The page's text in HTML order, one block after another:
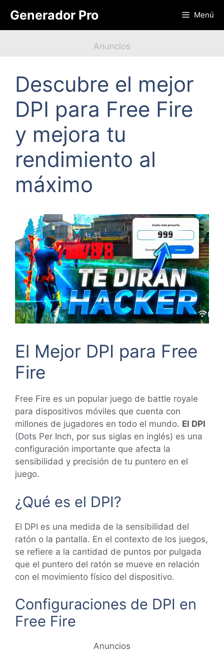
contenido
Generador Pro Menú
Anuncios
Descubre el mejor
DPI para Free Fire
y mejora tu
rendimiento al
máximo
El Mejor DPI para Free
Fire
Free Fire es un popular juego de battle royale
para dispositivos móviles que cuenta con
millones de jugadores en todo el mundo. El DPI
(Dots Per Inch, por sus siglas en inglés) es una
configuración importante que afecta la
sensibilidad y precisión de tu puntero en el
juego.
¿Qué es el DPI?
El DPI es una medida de la sensibilidad del
ratón o la pantalla. En el contexto de los juegos,
se refiere a la cantidad de puntos por pulgada
que el puntero del ratón se mueve en relación
con el movimiento físico del dispositivo.
Configuraciones de DPI en
Free Fire
Anuncios